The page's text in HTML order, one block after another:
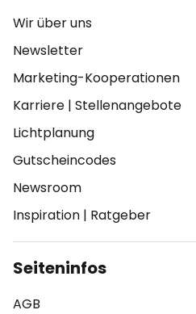
Wir über uns
Newsletter
Marketing-Kooperationen
Karriere | Stellenangebote
Lichtplanung
Gutscheincodes
Newsroom
Inspiration | Ratgeber
Seiteninfos
AGB